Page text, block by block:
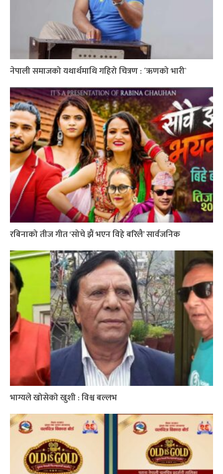
नेपाली समाजको यथार्थमाथि गहिरो चित्रण : ´ऋणको भारी`
रबिनाको तीज गीत ‘सोचे झैं भएन विहे बरिलै’ सार्वजनिक
भाग्यले खोसेको खुशी : विश्व बल्लभ